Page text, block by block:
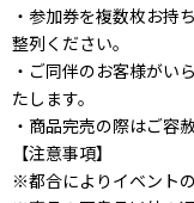
・参加券を複数枚お持
整列ください。
・ご同伴のお客様がい
たします。
・商品完売の際はご容
【注意事項】
※都合によりイベント